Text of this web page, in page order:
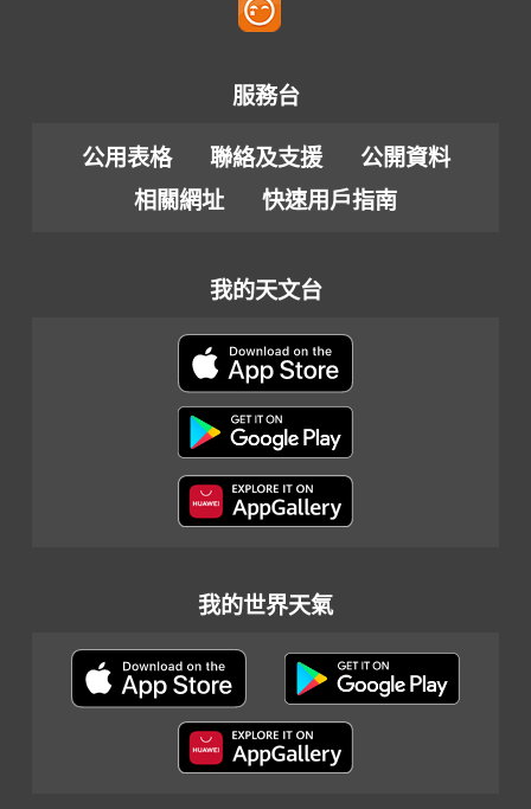
服務台
公用表格 聯絡及支援
公開資料
相關網址
快速用戶指南
我的天文台
我的世界天氣